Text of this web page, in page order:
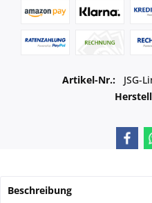
Artikel-Nr.:
JSG-
Beschreibung